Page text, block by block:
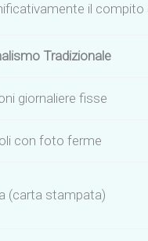
il
Tradizionale
giornaliere fisse
con foto ferme
(carta stampata)